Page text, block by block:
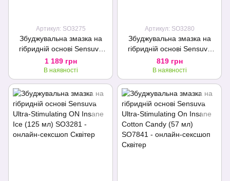
Артикул: SO3275
Збуджувальна змазка на
гібридній основі Sensuva
Ultra-Stimulating On Insane
Cherry Pop (125 мл)
1 189 грн
В наявності
Артикул: SO3280
Збуджувальна змазка на
гібридній основі Sensuva
Ultra-Stimulating ON Insane
Ice (57 мл)
819 грн
В наявності